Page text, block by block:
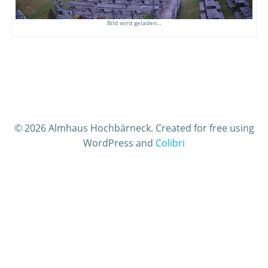
Bild wird geladen…
© 2026 Almhaus Hochbärneck. Created for free using
WordPress and Colibri